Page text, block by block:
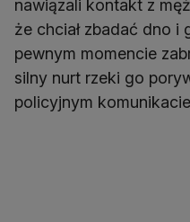
nawiązali kontakt z
że chciał zbadać dno i
pewnym momencie
silny nurt rzeki go
policyjnym